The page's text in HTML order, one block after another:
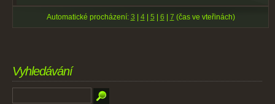
Automatické procházení: 3 4| 5 6 7 (čas ve vteřinách)
Vyhledávání